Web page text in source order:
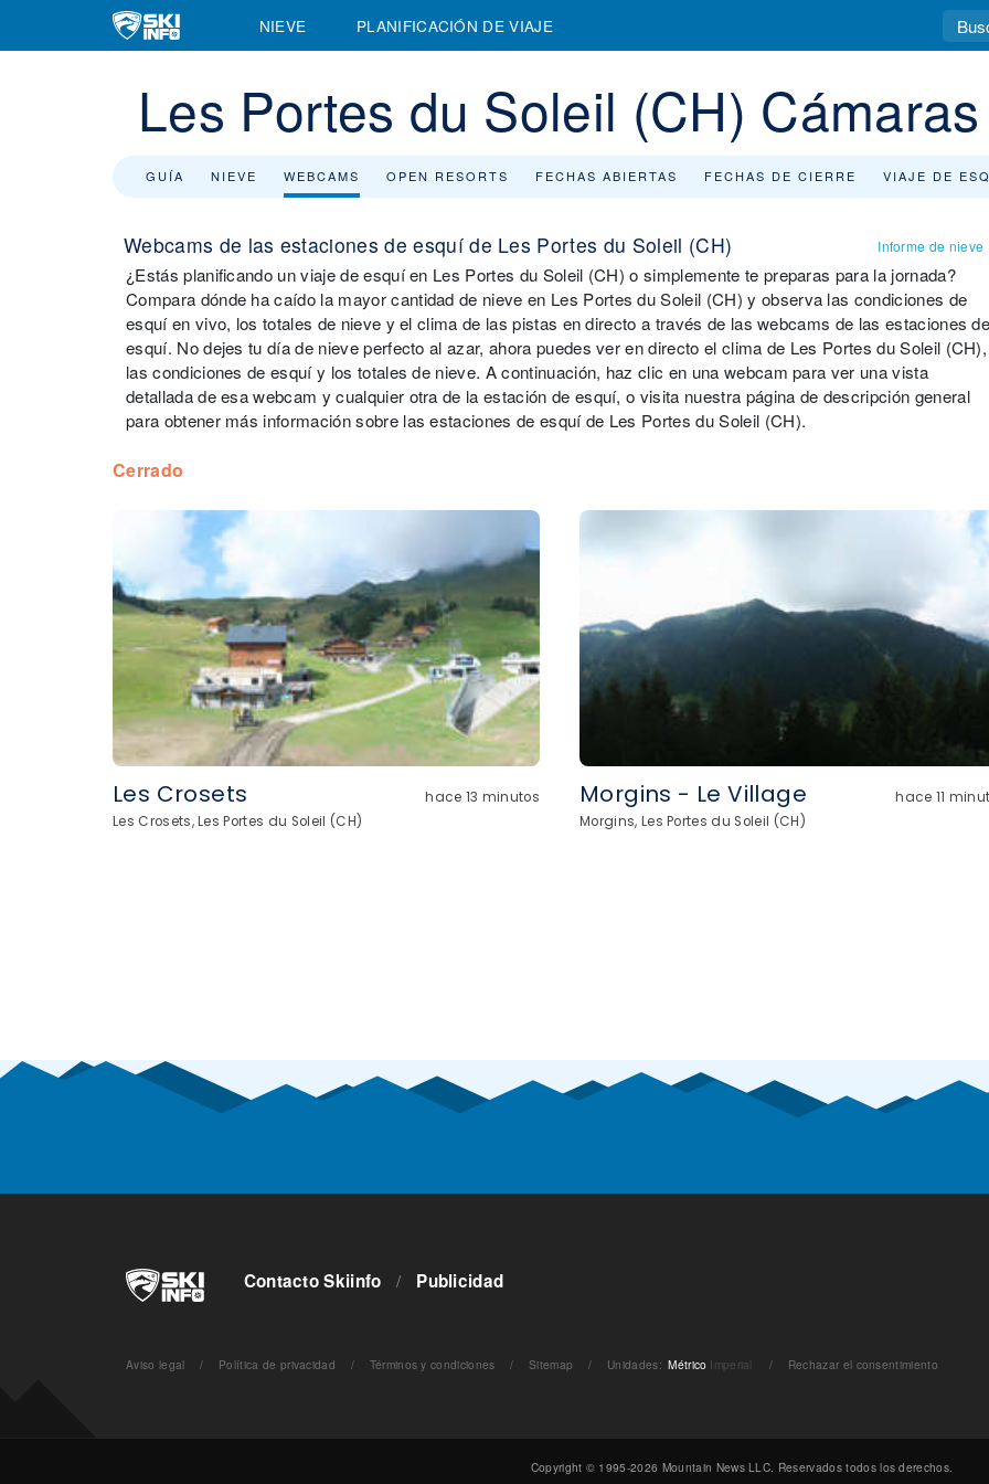
NIEVE PLANIFICACIÓN DE VIAJE
Les Portes du Soleil (CH)
GUÍA NIEVE WEBCAMS OPEN RESORTS FECHAS ABIERTAS FECHAS DE CIERRE VIAJE DE
Webcams de las estaciones de esquí de Les Portes du Soleil (CH) Informe de nieve
¿Estás planificando un viaje de esquí en Les Portes du Soleil (CH) o simplemente te preparas para la jornada?
Compara dónde ha caído la mayor cantidad de nieve en Les Portes du Soleil (CH) y observa las condiciones de
esquí en vivo, los totales de nieve y el clima de las pistas en directo a través de las webcams de las estaciones
esquí. No dejes tu día de nieve perfecto al azar, ahora puedes ver en directo el clima de Les Portes du Soleil (CH),
las condiciones de esquí y los totales de nieve. A continuación, haz clic en una webcam para ver una vista
detallada de esa webcam y cualquier otra de la estación de esquí, o visita nuestra página de descripción general
para obtener más información sobre las estaciones de esquí de Les Portes du Soleil (CH).
Cerrado
Les Crosets
hace 13 minutos
Les Crosets, Les Portes du Soleil (CH)
Morgins - Le Village
hace 11
Morgins, Les Portes du Soleil (CH)
Contacto Skiinfo / Publicidad
Aviso legal / Política de privacidad / Términos y condiciones / Sitemap / Unidades: Métrico Imperial / Rechazar el consentimiento
Copyright © 1995-2026 Mountain News LLC. Reservados todos los derechos.